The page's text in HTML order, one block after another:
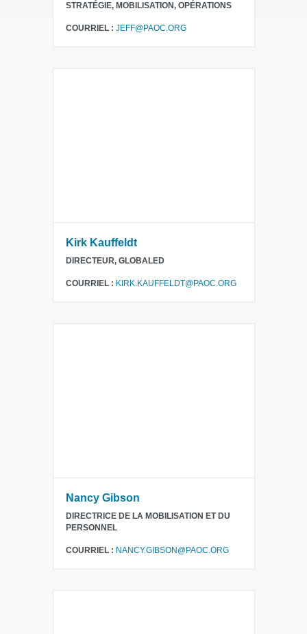
STRATÉGIE, MOBILISATION, OPÉRATIONS
COURRIEL : JEFF@PAOC.ORG
Kirk Kauffeldt
DIRECTEUR, GLOBALED
COURRIEL : KIRK.KAUFFELDT@PAOC.ORG
Nancy Gibson
DIRECTRICE DE LA MOBILISATION ET DU
PERSONNEL
COURRIEL : NANCY.GIBSON@PAOC.ORG